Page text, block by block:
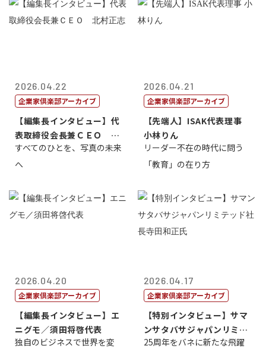
2026.04.22
企業家倶楽部アーカイブ
【編集長インタビュー】代
表取締役会長兼ＣＥＯ 北
村正志
すべてのひとを、写真の未来
へ
2026.04.21
企業家倶楽部アーカイブ
【先端人】ISAK代表理事
小林りん
リーダー不在の時代に問う
「教育」の在り方
2026.04.20
企業家倶楽部アーカイブ
【編集長インタビュー】エ
ニグモ／須田将啓代表
独自のビジネスで世界を変
2026.04.17
企業家倶楽部アーカイブ
【特別インタビュー】サマ
ンサタバサジャパンリミテ
ッド社長寺田...
25周年をバネに新たな飛躍